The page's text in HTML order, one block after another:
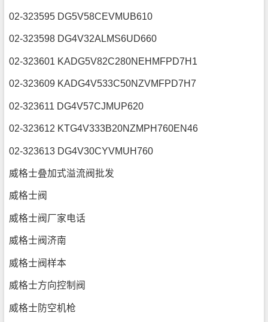
02-323595 DG5V58CEVMUB610
02-323598 DG4V32ALMS6UD660
02-323601 KADG5V82C280NEHMFPD7H1
02-323609 KADG4V533C50NZVMFPD7H7
02-323611 DG4V57CJMUP620
02-323612 KTG4V333B20NZMPH760EN46
02-323613 DG4V30CYVMUH760
威格士叠加式溢流阀批发
威格士阀
威格士阀厂家电话
威格士阀济南
威格士阀样本
威格士方向控制阀
威格士防空机枪